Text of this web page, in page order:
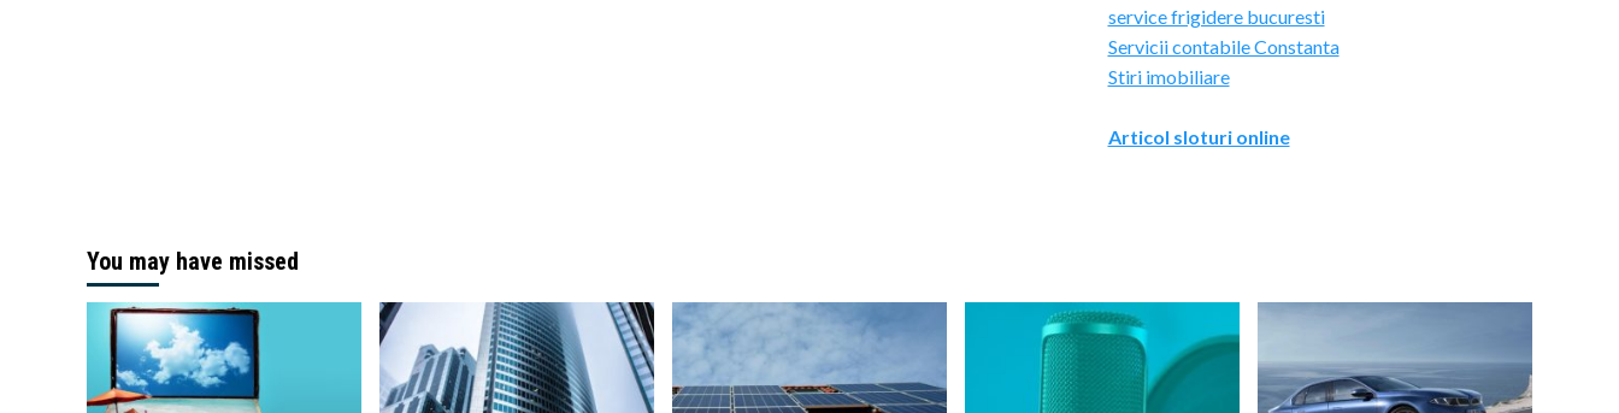
service frigidere bucuresti
Servicii contabile Constanta
Stiri imobiliare
Articol sloturi online
You may have missed